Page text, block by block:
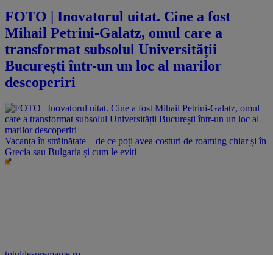
FOTO | Inovatorul uitat. Cine a fost
Mihail Petrini-Galatz, omul care a
transformat subsolul Universității
București într-un un loc al marilor
descoperiri
Vacanța în străinătate – de ce poți avea costuri de roaming chiar și în
Grecia sau Bulgaria și cum le eviți